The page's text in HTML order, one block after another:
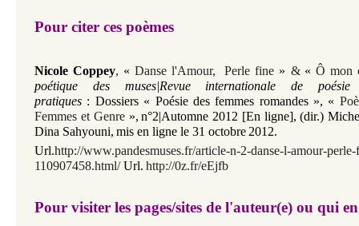
Pour citer ces poèmes
Nicole Coppey, « Danse l'Amour, Perle fine » & « Ô mon
poétique des muses|Revue internationale de
pratiques : Dossiers « Poésie des femmes romandes », «
Femmes et Genre », n°2|Automne 2012 [En ligne], (dir.)
Dina Sahyouni, mis en ligne le 31 octobre 2012.
Url.http://www.pandesmuses.fr/article-n-2-danse-l-amour-
110907458.html/ Url. http://0z.fr/eEjfb
Pour visiter les pages/sites de l'auteur(e) ou qui